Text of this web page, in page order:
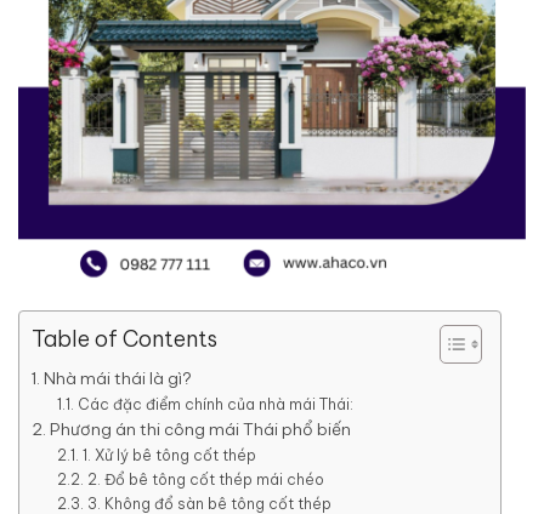
Table of Contents
Nhà mái thái là gì?
Các đặc điểm chính của nhà mái Thái:
Phương án thi công mái Thái phổ biến
1. Xử lý bê tông cốt thép
2. Đổ bê tông cốt thép mái chéo
3. Không đổ sàn bê tông cốt thép